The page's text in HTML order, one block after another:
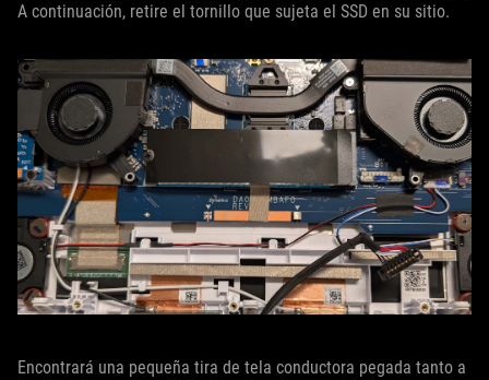
A continuación, retire el tornillo que sujeta el SSD en su sitio.
Encontrará una pequeña tira de tela conductora pegada tanto a